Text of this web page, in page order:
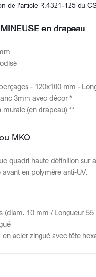
de l'article R.4321-125 du
en drapeau
- 120x100 mm -
3mm avec décor *
murale (en drapeau) **
MKO
quadri haute définition sur
en polymère anti-UV.
(diam. 10 mm / Longueur
acier zingué avec tête